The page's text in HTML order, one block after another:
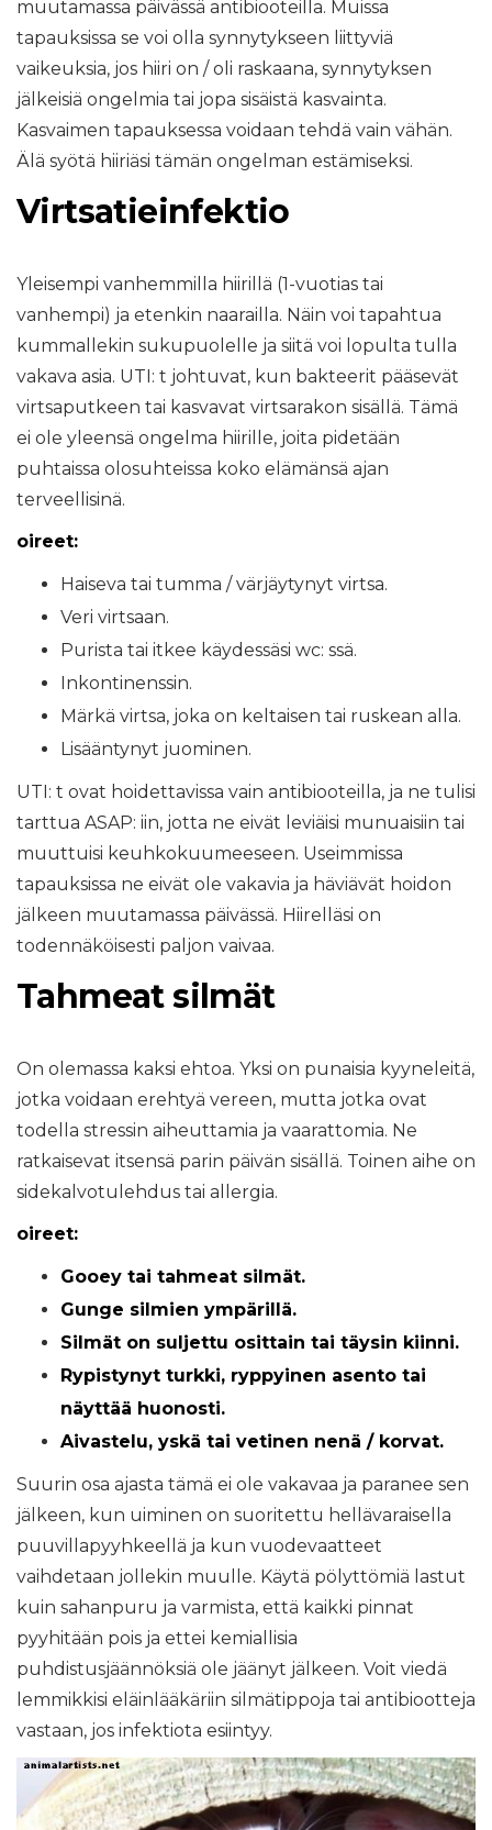
muutamassa päivässä antibiooteilla. Muissa
tapauksissa se voi olla synnytykseen liittyviä
vaikeuksia, jos hiiri on / oli raskaana, synnytyksen
jälkeisiä ongelmia tai jopa sisäistä kasvainta.
Kasvaimen tapauksessa voidaan tehdä vain vähän.
Älä syötä hiiriäsi tämän ongelman estämiseksi.
Virtsatieinfektio
Yleisempi vanhemmilla hiirillä (1-vuotias tai
vanhempi) ja etenkin naarailla. Näin voi tapahtua
kummallekin sukupuolelle ja siitä voi lopulta tulla
vakava asia. UTI: t johtuvat, kun bakteerit pääsevät
virtsaputkeen tai kasvavat virtsarakon sisällä. Tämä
ei ole yleensä ongelma hiirille, joita pidetään
puhtaissa olosuhteissa koko elämänsä ajan
terveellisinä.
oireet:
Haiseva tai tumma / värjäytynyt virtsa.
Veri virtsaan.
Purista tai itkee käydessäsi wc: ssä.
Inkontinenssin.
Märkä virtsa, joka on keltaisen tai ruskean alla.
Lisääntynyt juominen.
UTI: t ovat hoidettavissa vain antibiooteilla, ja ne tulisi
tarttua ASAP: iin, jotta ne eivät leviäisi munuaisiin tai
muuttuisi keuhkokuumeeseen. Useimmissa
tapauksissa ne eivät ole vakavia ja häviävät hoidon
jälkeen muutamassa päivässä. Hiirelläsi on
todennäköisesti paljon vaivaa.
Tahmeat silmät
On olemassa kaksi ehtoa. Yksi on punaisia ​​kyyneleitä,
jotka voidaan erehtyä vereen, mutta jotka ovat
todella stressin aiheuttamia ja vaarattomia. Ne
ratkaisevat itsensä parin päivän sisällä. Toinen aihe on
sidekalvotulehdus tai allergia.
oireet:
Gooey tai tahmeat silmät.
Gunge silmien ympärillä.
Silmät on suljettu osittain tai täysin kiinni.
Rypistynyt turkki, ryppyinen asento tai
näyttää huonosti.
Aivastelu, yskä tai vetinen nenä / korvat.
Suurin osa ajasta tämä ei ole vakavaa ja paranee sen
jälkeen, kun uiminen on suoritettu hellävaraisella
puuvillapyyhkeellä ja kun vuodevaatteet
vaihdetaan jollekin muulle. Käytä pölyttömiä lastut
kuin sahanpuru ja varmista, että kaikki pinnat
pyyhitään pois ja ettei kemiallisia
puhdistusjäännöksiä ole jäänyt jälkeen. Voit viedä
lemmikkisi eläinlääkäriin silmätippoja tai antibiootteja
vastaan, jos infektiota esiintyy.